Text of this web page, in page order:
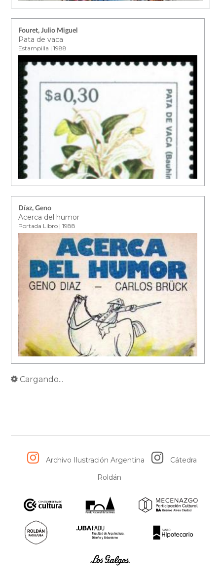
Fouret, Julio Miguel
Pata de vaca
Estampilla | 1988
Díaz, Geno
Acerca del humor
Portada Libro | 1988
Cargando...
Archivo Ilustración Argentina
Cátedra
Roldán